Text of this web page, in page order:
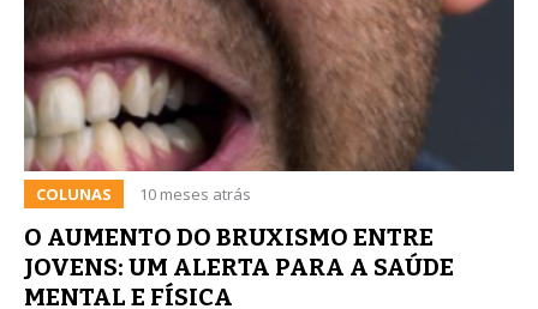
COLUNAS 10 meses atrás
O AUMENTO DO BRUXISMO ENTRE
JOVENS: UM ALERTA PARA A SAÚDE
MENTAL E FÍSICA